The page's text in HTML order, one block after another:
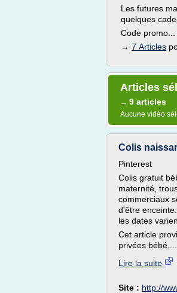
Les futures
quelques
Code promo...
→ 7 Articles
Articles
→ 9 articles
Aucune vidéo
Colis
Pinterest
Colis gratuit
maternité,
commerciaux
d'être
les dates
Cet article
privées bébé,...
Lire la suite
Site : http://